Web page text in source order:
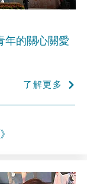
年的關心關愛
了解更多